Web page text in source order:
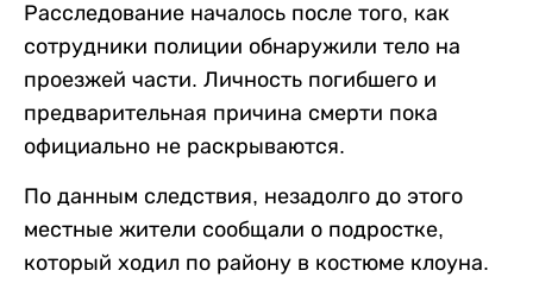
Расследование началось после того, как
сотрудники полиции обнаружили тело на
проезжей части. Личность погибшего и
предварительная причина смерти пока
официально не раскрываются.
По данным следствия, незадолго до этого
местные жители сообщали о подростке,
который ходил по району в костюме клоуна.